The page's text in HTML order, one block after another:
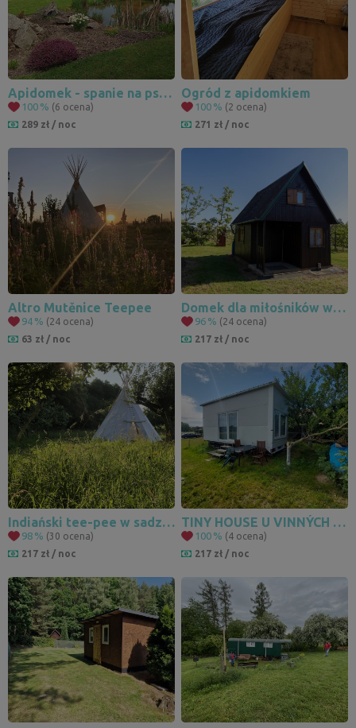
Apidomek - spanie na pszczołach nr 2
100 % (6 ocena)
289 zł / noc
Ogród z apidomkiem
100 % (2 ocena)
271 zł / noc
Altro Mutěnice Teepee
94 % (24 ocena)
63 zł / noc
Domek dla miłośników wina, jazdy na rowerze i pieszych wędrówek.
96 % (24 ocena)
217 zł / noc
Indiański tee-pee w sadzie na Pacyfiku
98 % (30 ocena)
217 zł / noc
TINY HOUSE U VINNÝCH SKLEPŮ Vacenovice
100 % (4 ocena)
217 zł / noc